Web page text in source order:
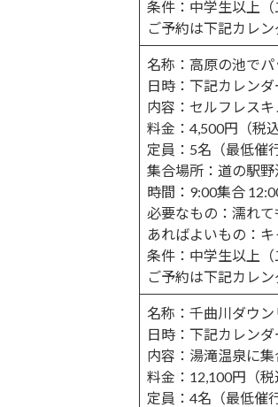
条件：中学生以上（
ご予約は下記カレ
名称：高原の池で
日時：下記カレン
内容：セルフレス
料金：4,500円（税
定員：5名（最低催
集合場所：道の駅
時間：9:00集合
必要なもの：濡れ
あればよいもの：
条件：中学生以上（
ご予約は下記カレ
名称：千曲川ダウ
日時：下記カレン
内容：湯滝温泉に
料金：12,100円（
定員：4名（最低催